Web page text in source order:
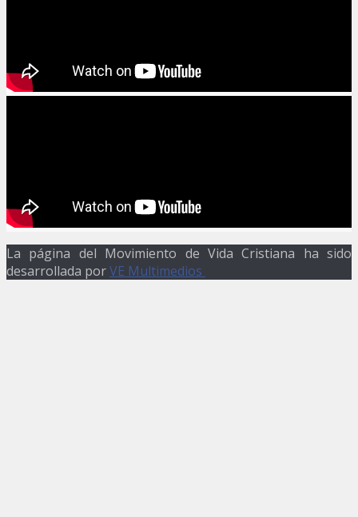
La página del Movimiento de Vida Cristiana ha sido
desarrollada porVE Multimedios